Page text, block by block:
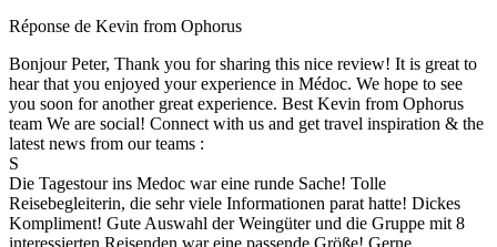
Réponse de Kevin from Ophorus
Bonjour Peter, Thank you for sharing this nice review! It is great to
hear that you enjoyed your experience in Médoc. We hope to see
you soon for another great experience. Best Kevin from Ophorus
team We are social! Connect with us and get travel inspiration & the
latest news from our teams :
S
Die Tagestour ins Medoc war eine runde Sache! Tolle
Reisebegleiterin, die sehr viele Informationen parat hatte! Dickes
Kompliment! Gute Auswahl der Weingüter und die Gruppe mit 8